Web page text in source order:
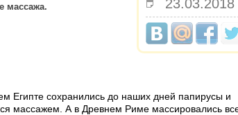
23.03.2018
массажа.
Египте сохранились до наших дней папирусы и
массажем. А в Древнем Риме массировались